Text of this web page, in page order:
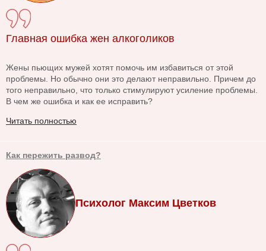
Главная ошибка жен алкоголиков
Жены пьющих мужей хотят помочь им избавиться от этой
проблемы. Но обычно они это делают неправильно. Причем до
того неправильно, что только стимулируют усиление проблемы.
В чем же ошибка и как ее исправить?
Читать полностью
Как пережить развод?
Психолог Максим Цветков